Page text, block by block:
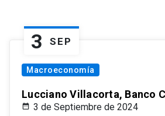
3 SEP
Macroeconomía
Lucciano Villacorta, Banco
3 de Septiembre de 2024